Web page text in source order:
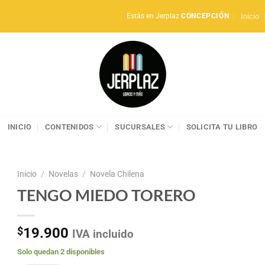
Estás en JerplazCONCEPCIÓN Inicio
INICIO CONTENIDOS SUCURSALES SOLICITA TU LIBRO
Inicio / Novelas / Novela Chilena
TENGO MIEDO TORERO
$19.900 IVA incluido
Solo quedan 2 disponibles